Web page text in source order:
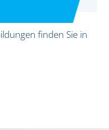
finden Sie in